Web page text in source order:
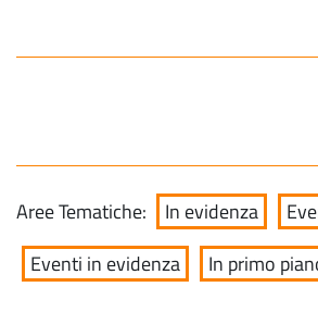
Aree Tematiche: In evidenza
Eventi in evidenza
In primo